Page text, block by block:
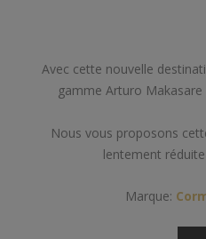
Avec cette nouvelle
gamme Arturo
Nous vous proposons
lentement
Marque: